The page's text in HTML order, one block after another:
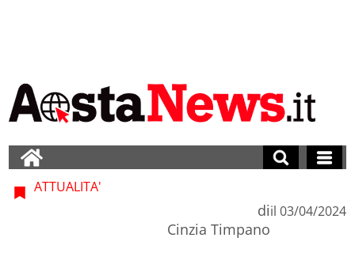
ATTUALITA'
di
Cinzia Timpano
il 03/04/2024